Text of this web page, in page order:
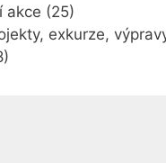
akce (25)
exkurze,